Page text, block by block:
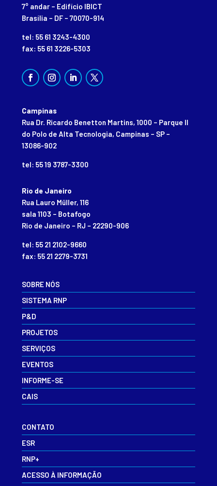
7° andar – Edifício IBICT
Brasília – DF – 70070-914
tel: 55 61 3243-4300
fax: 55 61 3226-5303
Campinas
Rua Dr. Ricardo Benetton Martins, 1000 – Parque II
do Polo de Alta Tecnologia, Campinas – SP –
13086-902
tel: 55 19 3787-3300
Rio de Janeiro
Rua Lauro Müller, 116
sala 1103 – Botafogo
Rio de Janeiro – RJ – 22290-906
tel: 55 21 2102-9660
fax: 55 21 2279-3731
SOBRE NÓS
SISTEMA RNP
P&D
PROJETOS
SERVIÇOS
EVENTOS
INFORME-SE
CAIS
CONTATO
ESR
RNP+
ACESSO À INFORMAÇÃO